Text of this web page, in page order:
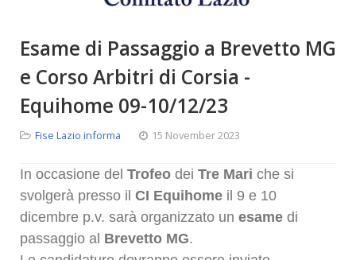
Esame di Passaggio a Brevetto MG
e Corso Arbitri di Corsia -
Equihome 09-10/12/23
Fise Lazio informa 15 November 2023
In occasione del Trofeo dei Tre Mari che si
svolgerà presso il CI Equihome il 9 e 10
dicembre p.v. sarà organizzato un esame di
passaggio al Brevetto MG.